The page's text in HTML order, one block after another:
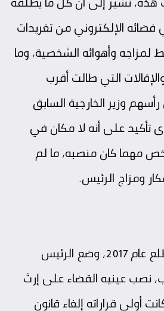
الإلكتروني من تغريدات
وأهوائه الشخصية، وما
التي طالت أقرب
وزير الخارجية السابق
على أنه لا مكان في
مهما كان منصبه، ما لم
ومزاج الرئيس.
منذ توليه منصبه مطلع عام 2017، وضع الرئيس
نصب عينيه القضاء على إرث
أولى قراراته إلغاء قانون